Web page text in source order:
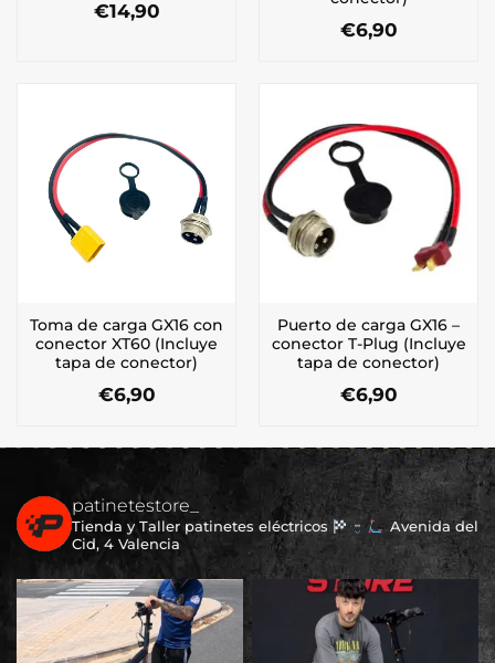
€14,90
€6,90
Toma de carga GX16 con
conector XT60 (Incluye
tapa de conector)
€6,90
Puerto de carga GX16 –
conector T-Plug (Incluye
tapa de conector)
€6,90
patinetestore_
Tienda y Taller patinetes eléctricos
Avenida del
Cid, 4 Valencia